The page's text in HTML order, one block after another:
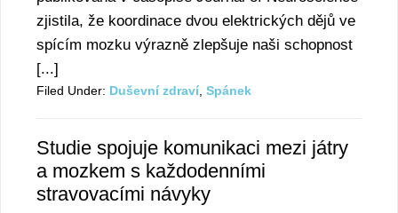
zjistila, že koordinace dvou elektrických dějů ve
spícím mozku výrazně zlepšuje naši schopnost
[...]
Filed Under: Duševní zdraví Spánek
Studie spojuje komunikaci mezi játry
a mozkem s každodenními
stravovacími návyky